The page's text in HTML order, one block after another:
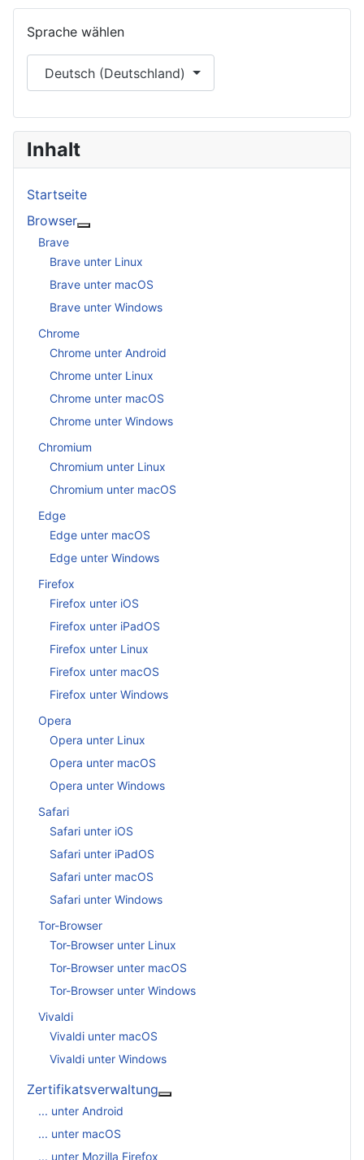
Sprache auswählen
Sprache wählen
Deutsch (Deutschland)
Inhalt
Startseite
Browser
Brave
Brave unter Linux
Brave unter macOS
Brave unter Windows
Chrome
Chrome unter Android
Chrome unter Linux
Chrome unter macOS
Chrome unter Windows
Chromium
Chromium unter Linux
Chromium unter macOS
Edge
Edge unter macOS
Edge unter Windows
Firefox
Firefox unter iOS
Firefox unter iPadOS
Firefox unter Linux
Firefox unter macOS
Firefox unter Windows
Opera
Opera unter Linux
Opera unter macOS
Opera unter Windows
Safari
Safari unter iOS
Safari unter iPadOS
Safari unter macOS
Safari unter Windows
Tor-Browser
Tor-Browser unter Linux
Tor-Browser unter macOS
Tor-Browser unter Windows
Vivaldi
Vivaldi unter macOS
Vivaldi unter Windows
Zertifikatsverwaltung
... unter Android
... unter macOS
... unter Mozilla Firefox